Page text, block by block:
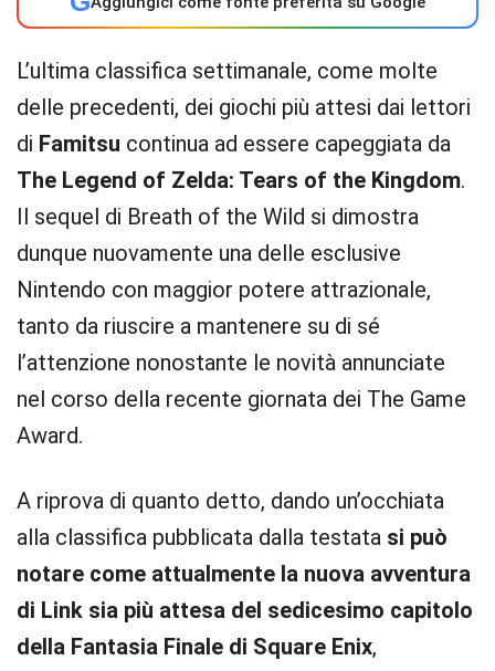
L’ultima classifica settimanale, come molte
delle precedenti, dei giochi più attesi dai lettori
di Famitsu continua ad essere capeggiata da
The Legend of Zelda: Tears of the Kingdom.
Il sequel di Breath of the Wild si dimostra
dunque nuovamente una delle esclusive
Nintendo con maggior potere attrazionale,
tanto da riuscire a mantenere su di sé
l’attenzione nonostante le novità annunciate
nel corso della recente giornata dei The Game
Award.
A riprova di quanto detto, dando un’occhiata
alla classifica pubblicata dalla testata si può
notare come attualmente la nuova avventura
di Link sia più attesa del sedicesimo capitolo
della Fantasia Finale di Square Enix,